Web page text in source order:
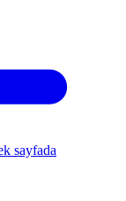
sayfada